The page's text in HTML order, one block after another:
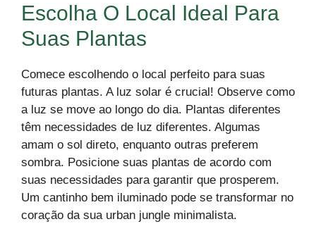
Escolha O Local Ideal Para
Suas Plantas
Comece escolhendo o local perfeito para suas
futuras plantas. A luz solar é crucial! Observe como
a luz se move ao longo do dia. Plantas diferentes
têm necessidades de luz diferentes. Algumas
amam o sol direto, enquanto outras preferem
sombra. Posicione suas plantas de acordo com
suas necessidades para garantir que prosperem.
Um cantinho bem iluminado pode se transformar no
coração da sua urban jungle minimalista.